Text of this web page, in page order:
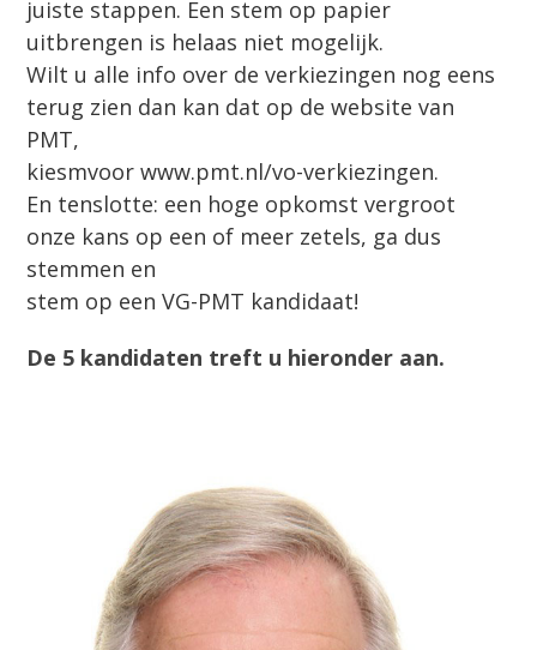
juiste stappen. Een stem op papier
uitbrengen is helaas niet mogelijk.
Wilt u alle info over de verkiezingen nog eens
terug zien dan kan dat op de website van
PMT,
kiesmvoor www.pmt.nl/vo-verkiezingen.
En tenslotte: een hoge opkomst vergroot
onze kans op een of meer zetels, ga dus
stemmen en
stem op een VG-PMT kandidaat!
De 5 kandidaten treft u hieronder aan.